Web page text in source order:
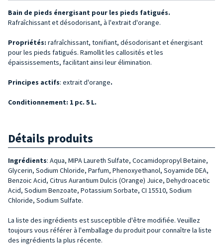
Bain de pieds énergisant pour les pieds fatigués.
Rafraîchissant et désodorisant, à l'extrait d'orange.
Propriétés: rafraîchissant, tonifiant, désodorisant et énergisant
pour les pieds fatigués. Ramollit les callosités et les
épaississements, facilitant ainsi leur élimination.
Principes actifs: extrait d'orange.
Conditionnement: 1 pc. 5 L.
Détails produits
Ingrédients: Aqua, MIPA Laureth Sulfate, Cocamidopropyl Betaine,
Glycerin, Sodium Chloride, Parfum, Phenoxyethanol, Soyamide DEA,
Benzoic Acid, Citrus Aurantium Dulcis (Orange) Juice, Dehydroacetic
Acid, Sodium Benzoate, Potassium Sorbate, CI 15510, Sodium
Chloride, Sodium Sulfate.
La liste des ingrédients est susceptible d'être modifiée. Veuillez
toujours vous référer à l'emballage du produit pour connaître la liste
des ingrédients la plus récente.